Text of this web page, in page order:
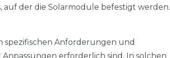
auf der die Solarmodule befestigt werden.
spezifischen Anforderungen und
erforderlich sind. In solchen